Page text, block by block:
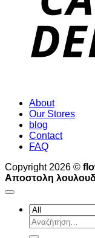
About
Our Stores
blog
Contact
FAQ
Copyright 2026 ©
Αποστολη
Αναζήτηση
για: